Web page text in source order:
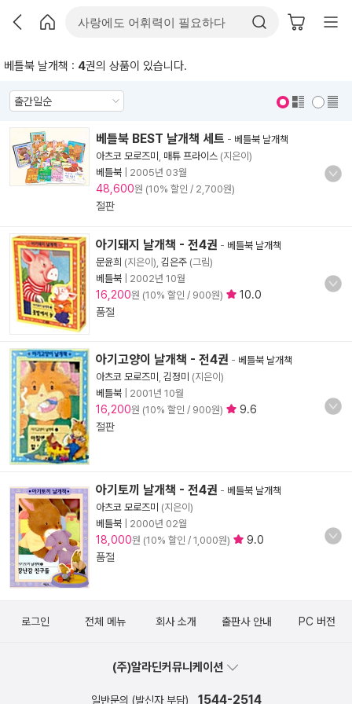
베틀북 날개책 : 4권의 상품이 있습니다.
베틀북 BEST 날개책 세트 - 베틀북 날개책
아츠코 모로즈미
매튜 프라이스 (지은이)
베틀북
2005년 03월
48,600원 (10% 할인 / 2,700원)
절판
아기돼지 날개책 - 전4권 - 베틀북 날개책
문윤희 (지은이), 김은주 (그림)
베틀북
2002년 10월
16,200원 (10% 할인 / 900원)
10.0
품절
아기고양이 날개책 - 전4권 - 베틀북 날개책
아츠코 모로즈미
김정미 (지은이)
베틀북
2001년 10월
16,200원 (10% 할인 / 900원)
9.6
절판
아기토끼 날개책 - 전4권 - 베틀북 날개책
아츠코 모로즈미 (지은이)
베틀북
2000년 02월
18,000원 (10% 할인 / 1,000원)
9.0
품절
로그인 전체 메뉴 회사 소개 출판사 안내 PC 버전
(주)알라딘커뮤니케이션
일반문의 (발신자 부담) 1544-2514